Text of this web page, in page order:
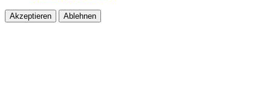
Akzeptieren Ablehnen